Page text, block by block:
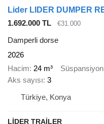
1.692.000 TL €31.000
Damperli dorse
2026
Hacim 24 m³ Süspansiyon
Aks sayısı 3
Türkiye, Konya
LİDER TRAİLER